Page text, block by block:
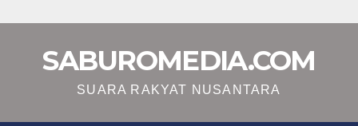
SABUROMEDIA.COM
SUARA RAKYAT NUSANTARA